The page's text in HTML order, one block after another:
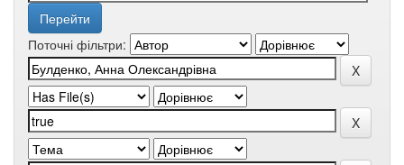
Поточні фільтри: